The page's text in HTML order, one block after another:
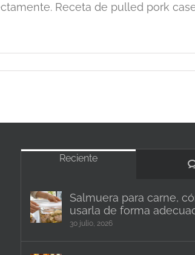
Receta de pulled pork
Reciente
Salmuera para carne,
usarla de forma
30 julio, 2026